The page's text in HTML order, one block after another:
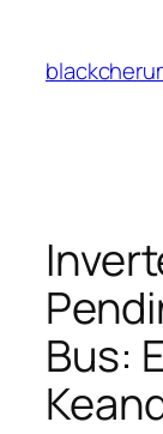
content
Bus: